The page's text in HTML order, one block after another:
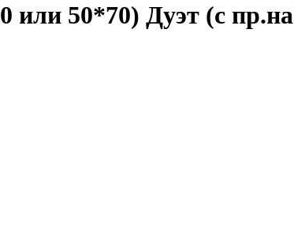
или 50*70) Дуэт (с пр.на